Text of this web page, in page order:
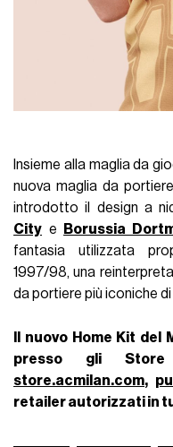
Insieme alla maglia da
nuova maglia da
introdotto il design a
City e Borussia
fantasia utilizzata
1997/98, una
da portiere più iconiche di
Il nuovo Home Kit del
presso gli
store.acmilan.com,
retailer autorizzati in